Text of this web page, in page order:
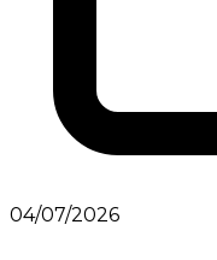
04/07/2026